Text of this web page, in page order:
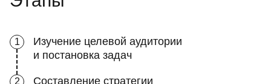
1
Изучение целевой аудитории
и постановка задач
2
Составление стратегии